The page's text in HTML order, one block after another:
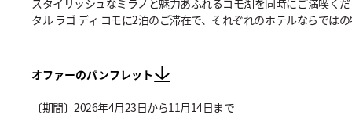
スタイリッシュなミラノと魅力あふれるコモ湖を同時にご満喫く
タル ラゴ ディ コモに2泊のご滞在で、それぞれのホテルならでは
オファーのパンフレット
〔期間〕2026年4月23日から11月14日まで